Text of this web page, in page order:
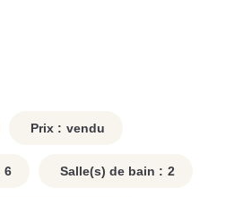
Prix : vendu
6 Salle(s) de bain : 2